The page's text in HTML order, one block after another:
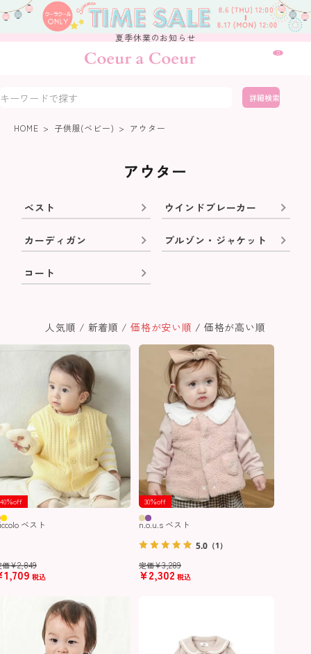
夏季休業のお知らせ
0
詳細検索
HOME 子供服(ベビー) アウター
アウター
ベスト ウインドブレーカー
カーディガン ブルゾン・ジャケット
コート
人気順 新着順 価格が安い順 価格が高い順
40％off
ベスト
価¥2,849
1,709 税込
30％off
n.o.u.s ベスト
定価¥3,289
¥2,302 税込
5.0（1）